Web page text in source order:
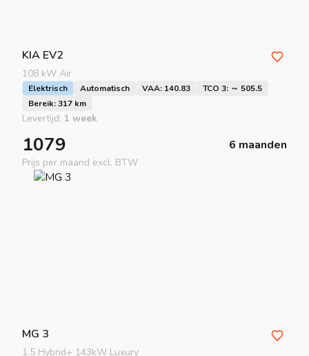
KIA EV2
108 kW Air
Elektrisch Automatisch VAA: 140.83
TCO 3: ～ 505.5
Bereik: 317 km
Levertijd: 1 week
1079 6 maanden
Prijs per maand excl. BTW
MG 3
1.5 Hybrid+ 143kW Luxury